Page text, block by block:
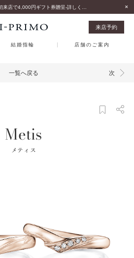
来店予約
結婚指輪 店舗のご案内
一覧へ戻る 次
Metis
メティス